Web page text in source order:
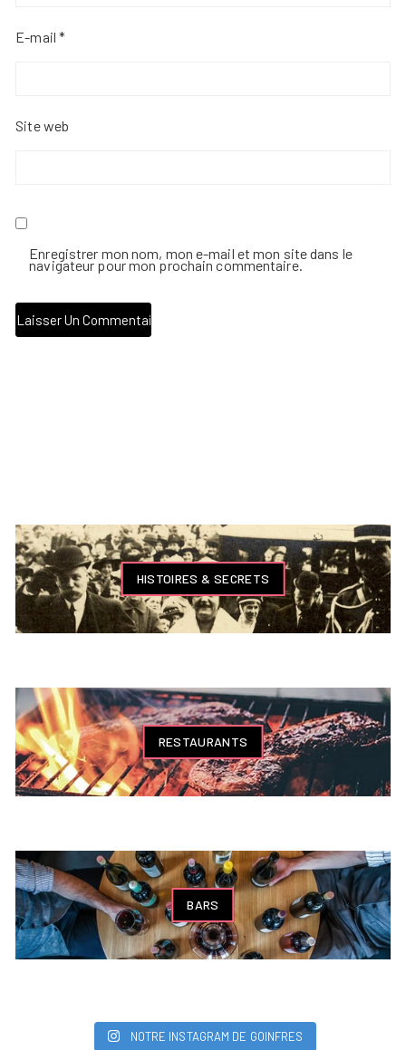
E-mail*
Site web
Enregistrer mon nom, mon e-mail et mon site dans le
navigateur pour mon prochain commentaire.
HISTOIRES & SECRETS
RESTAURANTS
BARS
NOTRE INSTAGRAM DE GOINFRES